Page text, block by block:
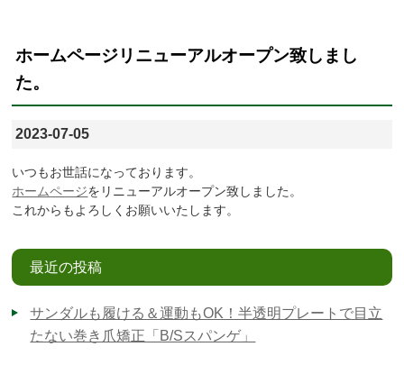
ホームページリニューアルオープン致しまし
た。
2023-07-05
いつもお世話になっております。
ホームページをリニューアルオープン致しました。
これからもよろしくお願いいたします。
最近の投稿
サンダルも履ける＆運動もOK！半透明プレートで目立
たない巻き爪矯正「B/Sスパンゲ」